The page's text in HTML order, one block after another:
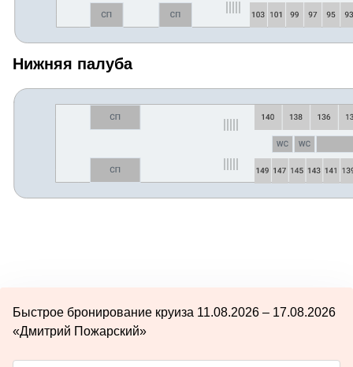
Нижняя палуба
Быстрое бронирование круиза 11.08.2026 – 17.08.2026
«Дмитрий Пожарский»